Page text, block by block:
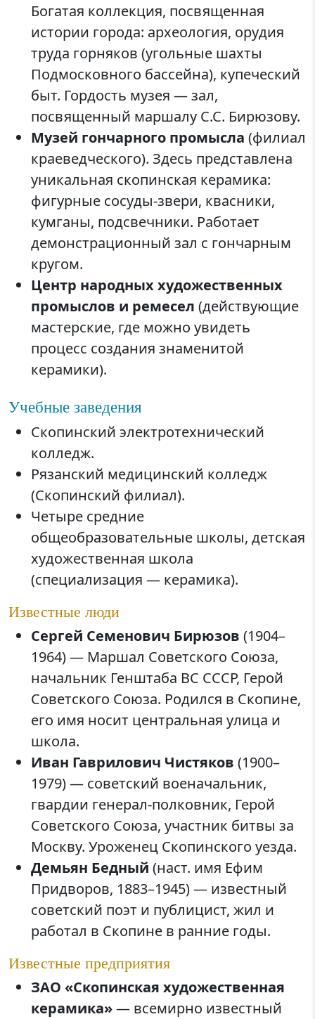
Богатая коллекция, посвященная
истории города: археология, орудия
труда горняков (угольные шахты
Подмосковного бассейна), купеческий
быт. Гордость музея — зал,
посвященный маршалу С.С. Бирюзову.
Музей гончарного промысла (филиал
краеведческого). Здесь представлена
уникальная скопинская керамика:
фигурные сосуды-звери, квасники,
кумганы, подсвечники. Работает
демонстрационный зал с гончарным
кругом.
Центр народных художественных
промыслов и ремесел (действующие
мастерские, где можно увидеть
процесс создания знаменитой
керамики).
Учебные заведения
Скопинский электротехнический
колледж.
Рязанский медицинский колледж
(Скопинский филиал).
Четыре средние
общеобразовательные школы, детская
художественная школа
(специализация — керамика).
Известные люди
Сергей Семенович Бирюзов (1904–
1964) — Маршал Советского Союза,
начальник Генштаба ВС СССР, Герой
Советского Союза. Родился в Скопине,
его имя носит центральная улица и
школа.
Иван Гаврилович Чистяков (1900–
1979) — советский военачальник,
гвардии генерал-полковник, Герой
Советского Союза, участник битвы за
Москву. Уроженец Скопинского уезда.
Демьян Бедный (наст. имя Ефим
Придворов, 1883–1945) — известный
советский поэт и публицист, жил и
работал в Скопине в ранние годы.
Известные предприятия
ЗАО «Скопинская художественная
керамика»— всемирно известный